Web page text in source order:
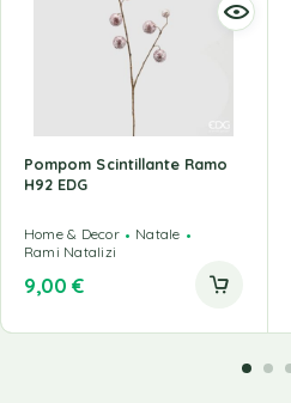
Pompom Scintillante Ramo
H92 EDG
Home & Decor
Natale
Rami Natalizi
9,00€